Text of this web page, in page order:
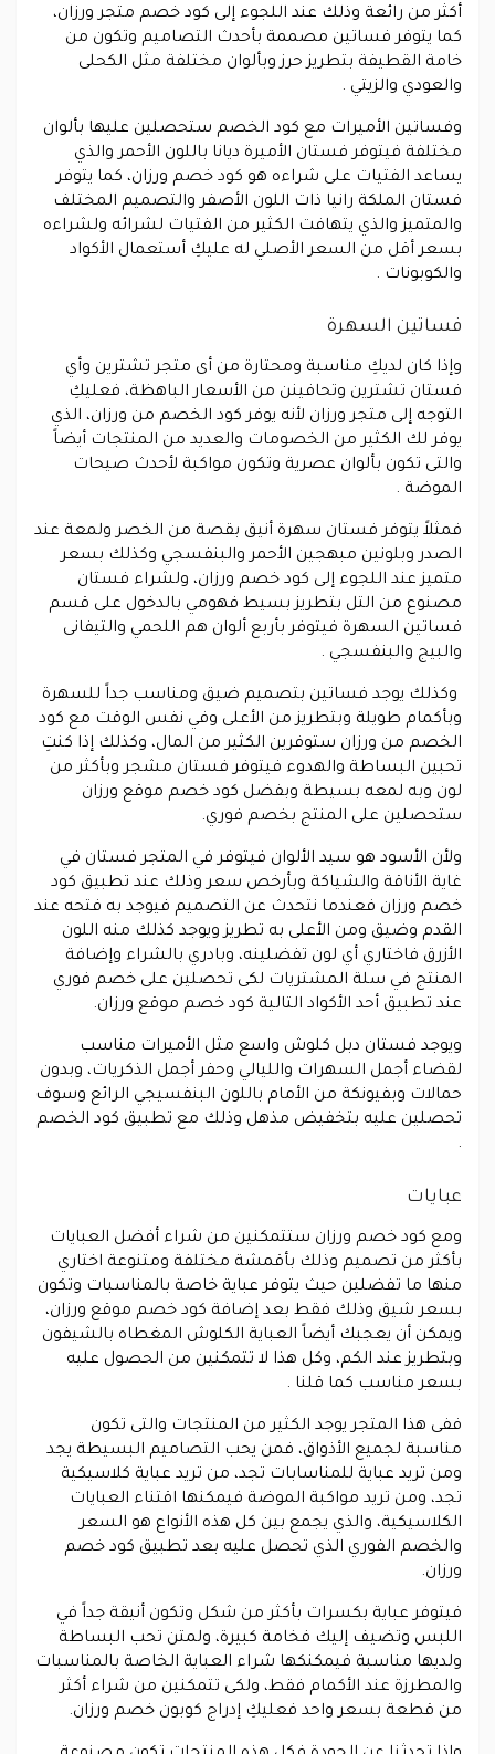
أكثر من رائعة وذلك عند اللجوء إلى كود خصم متجر ورزان،
كما يتوفر فساتين مصممة بأحدث التصاميم وتكون من
خامة القطيفة بتطريز حرز وبألوان مختلفة مثل الكحلى
والعودي والزيتي .
وفساتين الأميرات مع كود الخصم ستحصلين عليها بألوان
مختلفة فيتوفر فستان الأميرة ديانا باللون الأحمر والذي
يساعد الفتيات على شراءه هو كود خصم ورزان، كما يتوفر
فستان الملكة رانيا ذات اللون الأصفر والتصميم المختلف
والمتميز والذي يتهافت الكثير من الفتيات لشرائه ولشراءه
بسعر أقل من السعر الأصلي له عليكِ أستعمال الأكواد
والكوبونات .
فساتين السهرة
وإذا كان لديكِ مناسبة ومحتارة من أى متجر تشترين وأي
فستان تشترين وتحافينن من الأسعار الباهظة، فعليكِ
التوجه إلى متجر ورزان لأنه يوفر كود الخصم من ورزان، الذي
يوفر لك الكثير من الخصومات والعديد من المنتجات أيضاً
والتى تكون بألوان عصرية وتكون مواكبة لأحدث صيحات
الموضة .
فمثلاً يتوفر فستان سهرة أنيق بقصة من الخصر ولمعة عند
الصدر وبلونين مبهجين الأحمر والبنفسجي وكذلك بسعر
متميز عند اللجوء إلى كود خصم ورزان، ولشراء فستان
مصنوع من التل بتطريز بسيط فهومي بالدخول على قسم
فساتين السهرة فيتوفر بأربع ألوان هم اللحمي والتيفانى
والبيج والبنفسجي .
وكذلك يوجد فساتين بتصميم ضيق ومناسب جداً للسهرة
وبأكمام طويلة وبتطريز من الأعلى وفي نفس الوقت مع كود
الخصم من ورزان ستوفرين الكثير من المال، وكذلك إذا كنتِ
تحبين البساطة والهدوء فيتوفر فستان مشجر وبأكثر من
لون وبه لمعه بسيطة وبفضل كود خصم موقع ورزان
ستحصلين على المنتج بخصم فوري.
ولأن الأسود هو سيد الألوان فيتوفر في المتجر فستان في
غاية الأناقة والشياكة وبأرخص سعر وذلك عند تطبيق كود
خصم ورزان فعندما نتحدث عن التصميم فيوجد به فتحه عند
القدم وضيق ومن الأعلى به تطريز ويوجد كذلك منه اللون
الأزرق فاختاري أي لون تفضلينه، وبادري بالشراء وإضافة
المنتج في سلة المشتريات لكى تحصلين على خصم فوري
عند تطبيق أحد الأكواد التالية كود خصم موقع ورزان.
ويوجد فستان دبل كلوش واسع مثل الأميرات مناسب
لقضاء أجمل السهرات والليالي وحفر أجمل الذكريات، وبدون
حمالات وبفيونكة من الأمام باللون البنفسيجي الرائع وسوف
تحصلين عليه بتخفيض مذهل وذلك مع تطبيق كود الخصم
.
عبايات
ومع كود خصم ورزان ستتمكنين من شراء أفضل العبايات
بأكثر من تصميم وذلك بأقمشة مختلفة ومتنوعة اختاري
منها ما تفضلين حيث يتوفر عباية خاصة بالمناسبات وتكون
بسعر شيق وذلك فقط بعد إضافة كود خصم موقع ورزان،
ويمكن أن يعجبك أيضاً العباية الكلوش المغطاه بالشيفون
وبتطريز عند الكم، وكل هذا لا تتمكنين من الحصول عليه
بسعر مناسب كما قلنا .
ففى هذا المتجر يوجد الكثير من المنتجات والتى تكون
مناسبة لجميع الأذواق، فمن يحب التصاميم البسيطة يجد
ومن تريد عباية للمناسابات تجد، من تريد عباية كلاسيكية
تجد، ومن تريد مواكبة الموضة فيمكنها اقتناء العبايات
الكلاسيكية، والذي يجمع بين كل هذه الأنواع هو السعر
والخصم الفوري الذي تحصل عليه بعد تطبيق كود خصم
ورزان.
فيتوفر عباية بكسرات بأكثر من شكل وتكون أنيقة جداً في
اللبس وتضيف إليك فخامة كبيرة، ولمتن تحب البساطة
ولديها مناسبة فيمكنكها شراء العباية الخاصة بالمناسبات
والمطرزة عند الأكمام فقط، ولكى تتمكنين من شراء أكثر
من قطعة بسعر واحد فعليكِ إدراج كوبون خصم ورزان.